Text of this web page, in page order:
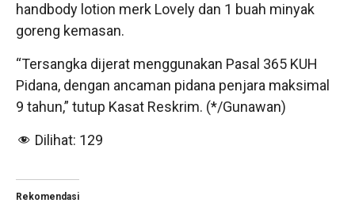
handbody lotion merk Lovely dan 1 buah minyak
goreng kemasan.
“Tersangka dijerat menggunakan Pasal 365 KUH
Pidana, dengan ancaman pidana penjara maksimal
9 tahun,” tutup Kasat Reskrim. (*/Gunawan)
Dilihat: 129
Rekomendasi